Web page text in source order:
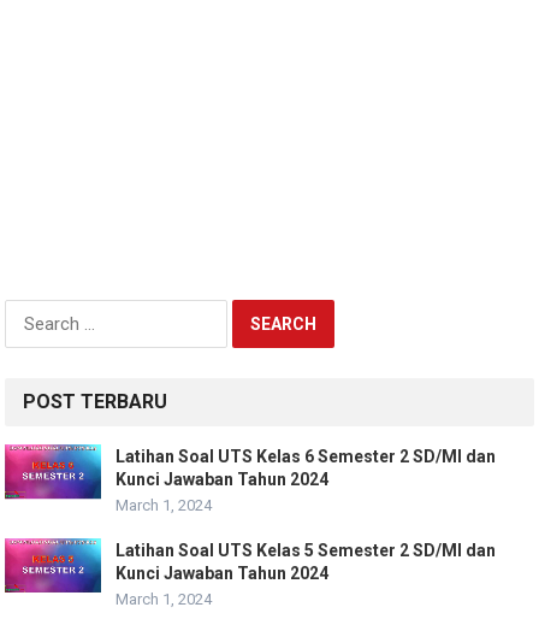
Search
for:
POST TERBARU
Latihan Soal UTS Kelas 6 Semester 2 SD/MI dan
Kunci Jawaban Tahun 2024
March 1, 2024
Latihan Soal UTS Kelas 5 Semester 2 SD/MI dan
Kunci Jawaban Tahun 2024
March 1, 2024